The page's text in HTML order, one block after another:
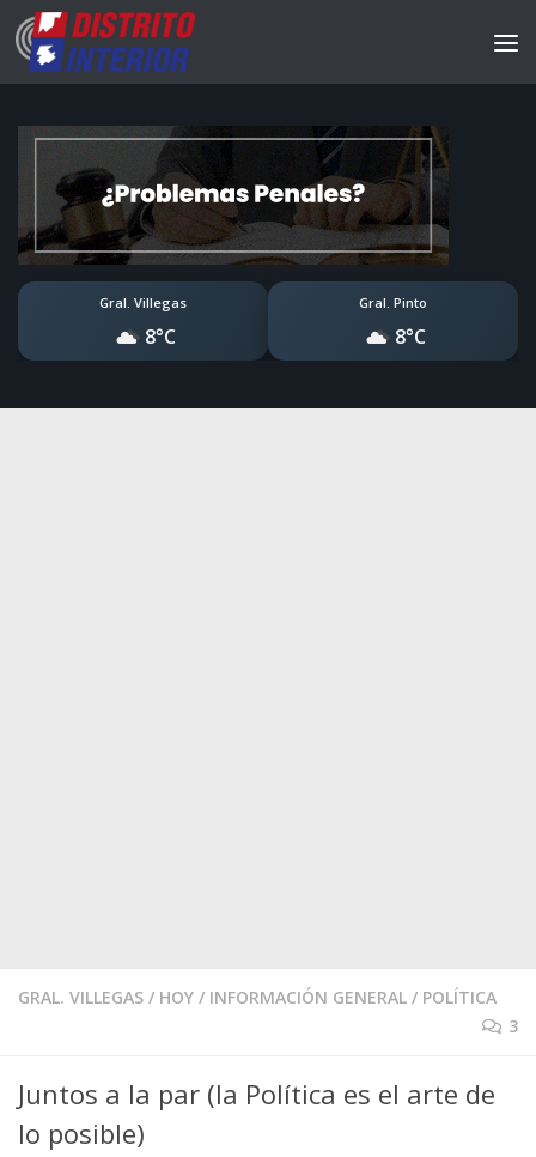
Gral. Villegas
8°C
Gral. Pinto
8°C
GRAL. VILLEGAS / HOY / INFORMACIÓN GENERAL / POLÍTICA
3
Juntos a la par (la Política es el arte de
lo posible)